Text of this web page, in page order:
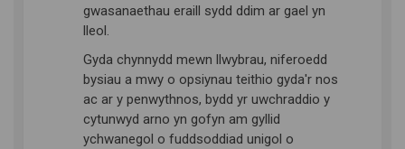
gwasanaethau eraill sydd ddim ar gael yn
lleol.
Gyda chynnydd mewn llwybrau, niferoedd
bysiau a mwy o opsiynau teithio gyda'r nos
ac ar y penwythnos, bydd yr uwchraddio y
cytunwyd arno yn gofyn am gyllid
ychwanegol o fuddsoddiad unigol o